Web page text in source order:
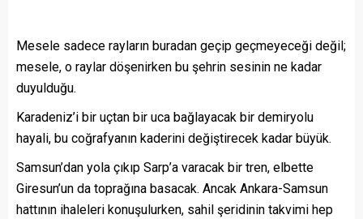
Mesele sadece rayların buradan geçip geçmeyeceği değil;
mesele, o raylar döşenirken bu şehrin sesinin ne kadar
duyulduğu.
Karadeniz’i bir uçtan bir uca bağlayacak bir demiryolu
hayali, bu coğrafyanın kaderini değiştirecek kadar büyük.
Samsun’dan yola çıkıp Sarp’a varacak bir tren, elbette
Giresun’un da toprağına basacak. Ancak Ankara-Samsun
hattının ihaleleri konuşulurken, sahil şeridinin takvimi hep